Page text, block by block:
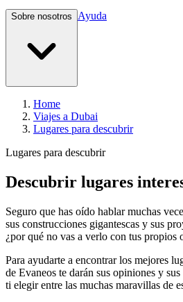
Sobre nosotros Ayuda
Home
Viajes a Dubai
Lugares para descubrir
Lugares para descubrir
Descubrir lugares
Seguro que has oído hablar muchas
sus construcciones gigantescas y sus
¿por qué no vas a verlo con tus propios
Para ayudarte a encontrar los mejores
de Evaneos te darán sus opiniones y
ti elegir entre las muchas maravillas de